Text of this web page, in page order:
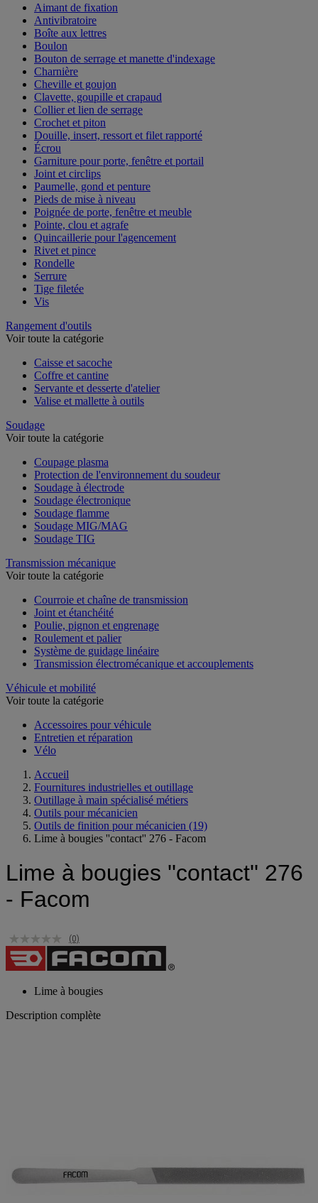
Aimant de fixation
Antivibratoire
Boîte aux lettres
Boulon
Bouton de serrage et manette d'indexage
Charnière
Cheville et goujon
Clavette, goupille et crapaud
Collier et lien de serrage
Crochet et piton
Douille, insert, ressort et filet rapporté
Écrou
Garniture pour porte, fenêtre et portail
Joint et circlips
Paumelle, gond et penture
Pieds de mise à niveau
Poignée de porte, fenêtre et meuble
Pointe, clou et agrafe
Quincaillerie pour l'agencement
Rivet et pince
Rondelle
Serrure
Tige filetée
Vis
Rangement d'outils
Voir toute la catégorie
Caisse et sacoche
Coffre et cantine
Servante et desserte d'atelier
Valise et mallette à outils
Soudage
Voir toute la catégorie
Coupage plasma
Protection de l'environnement du soudeur
Soudage à électrode
Soudage électronique
Soudage flamme
Soudage MIG/MAG
Soudage TIG
Transmission mécanique
Voir toute la catégorie
Courroie et chaîne de transmission
Joint et étanchéité
Poulie, pignon et engrenage
Roulement et palier
Système de guidage linéaire
Transmission électromécanique et accouplements
Véhicule et mobilité
Voir toute la catégorie
Accessoires pour véhicule
Entretien et réparation
Vélo
Accueil
Fournitures industrielles et outillage
Outillage à main spécialisé métiers
Outils pour mécanicien
Outils de finition pour mécanicien (19)
Lime à bougies ''contact'' 276 - Facom
Lime à bougies ''contact'' 276
- Facom
(0)
Lime à bougies
Description complète